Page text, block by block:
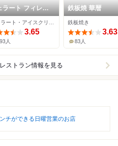
ラート フィレン
3.65
人
鉄板焼 華暦
鉄板焼き
3.63
83人
ストラン情報を見る
チができる日曜営業のお店